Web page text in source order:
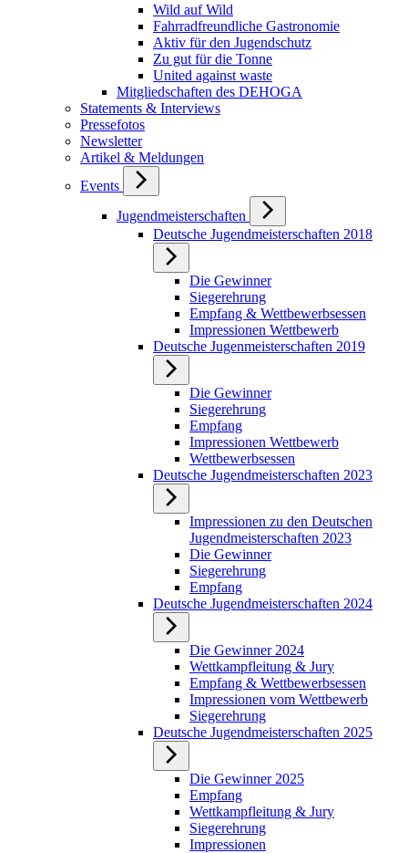
Wild auf Wild
Fahrradfreundliche Gastronomie
Aktiv für den Jugendschutz
Zu gut für die Tonne
United against waste
Mitgliedschaften des DEHOGA
Statements & Interviews
Pressefotos
Newsletter
Artikel & Meldungen
Events
Jugendmeisterschaften
Deutsche Jugendmeisterschaften 2018
Die Gewinner
Siegerehrung
Empfang & Wettbewerbsessen
Impressionen Wettbewerb
Deutsche Jugenmeisterschaften 2019
Die Gewinner
Siegerehrung
Empfang
Impressionen Wettbewerb
Wettbewerbsessen
Deutsche Jugendmeisterschaften 2023
Impressionen zu den Deutschen
Jugendmeisterschaften 2023
Die Gewinner
Siegerehrung
Empfang
Deutsche Jugendmeisterschaften 2024
Die Gewinner 2024
Wettkampfleitung & Jury
Empfang & Wettbewerbsessen
Impressionen vom Wettbewerb
Siegerehrung
Deutsche Jugendmeisterschaften 2025
Die Gewinner 2025
Empfang
Wettkampfleitung & Jury
Siegerehrung
Impressionen